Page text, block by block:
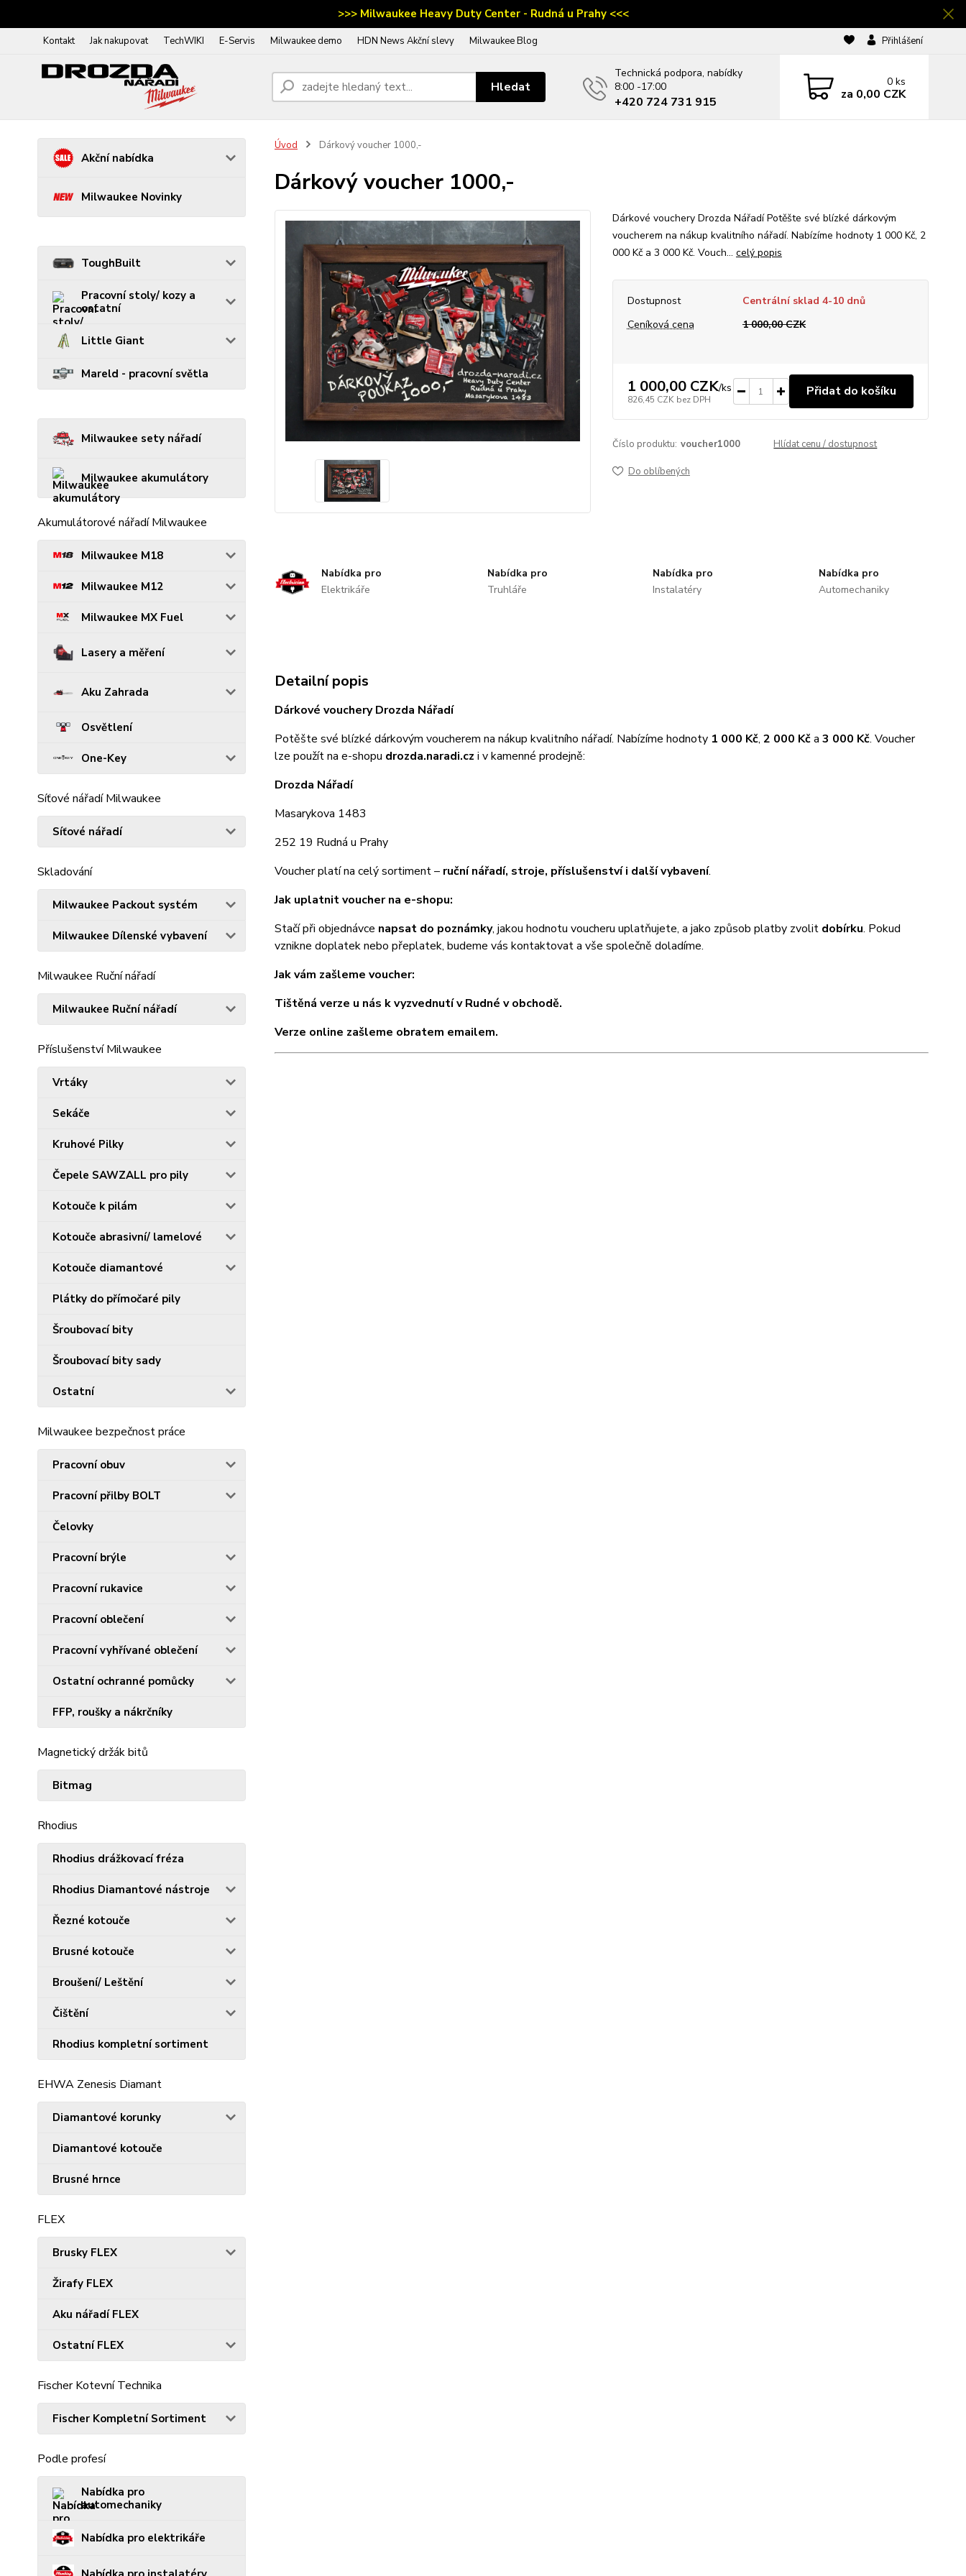
>>> Milwaukee Heavy Duty Center - Rudná u Prahy <<<
Kontakt Jak nakupovat TechWIKI E-Servis Milwaukee demo HDN News Akční slevy Milwaukee Blog Přihlášení
Hledat
Technická podpora, nabídky
8:00 -17:00
‭+420 724 731 915
0 ks
za 0,00 CZK
Akční nabídka
Milwaukee Novinky
ToughBuilt
Pracovní stoly/ kozy a
ostatní
Little Giant
Mareld - pracovní světla
Milwaukee sety nářadí
Milwaukee akumulátory
Akumulátorové nářadí Milwaukee
Milwaukee M18
Milwaukee M12
Milwaukee MX Fuel
Lasery a měření
Aku Zahrada
Osvětlení
One-Key
Síťové nářadí Milwaukee
Síťové nářadí
Skladování
Milwaukee Packout systém
Milwaukee Dílenské vybavení
Milwaukee Ruční nářadí
Milwaukee Ruční nářadí
Příslušenství Milwaukee
Vrtáky
Sekáče
Kruhové Pilky
Čepele SAWZALL pro pily
Kotouče k pilám
Kotouče abrasivní/ lamelové
Kotouče diamantové
Plátky do přímočaré pily
Šroubovací bity
Šroubovací bity sady
Ostatní
Milwaukee bezpečnost práce
Pracovní obuv
Pracovní přilby BOLT
Čelovky
Pracovní brýle
Pracovní rukavice
Pracovní oblečení
Pracovní vyhřívané oblečení
Ostatní ochranné pomůcky
FFP, roušky a nákrčníky
Magnetický držák bitů
Bitmag
Rhodius
Rhodius drážkovací fréza
Rhodius Diamantové nástroje
Řezné kotouče
Brusné kotouče
Broušení/ Leštění
Čištění
Rhodius kompletní sortiment
EHWA Zenesis Diamant
Diamantové korunky
Diamantové kotouče
Brusné hrnce
FLEX
Brusky FLEX
Žirafy FLEX
Aku nářadí FLEX
Ostatní FLEX
Fischer Kotevní Technika
Fischer Kompletní Sortiment
Podle profesí
Nabídka pro
automechaniky
Nabídka pro elektrikáře
Úvod Dárkový voucher 1000,-
Dárkový voucher 1000,-
Dárkové vouchery Drozda Nářadí Potěšte své blízké dárkovým
voucherem na nákup kvalitního nářadí. Nabízíme hodnoty 1 000 Kč, 2
000 Kč a 3 000 Kč. Vouch... celý popis
Dostupnost
Centrální sklad 4-10 dnů
Ceníková cena
1 000,00 CZK
1 000,00 CZK/ks
826,45 CZK bez DPH
Přidat do košíku
Číslo produktu: voucher1000 Hlídat cenu / dostupnost
Do oblíbených
Nabídka pro
Elektrikáře
Nabídka pro
Truhláře
Nabídka pro
Instalatéry
Nabídka pro
Automechaniky
Detailní popis
Dárkové vouchery Drozda Nářadí
Potěšte své blízké dárkovým voucherem na nákup kvalitního nářadí. Nabízíme hodnoty 1 000 Kč, 2 000 Kča 3 000 Kč. Voucher
lze použít na e-shopu drozda.naradi.cz i v kamenné prodejně:
Drozda Nářadí
Masarykova 1483
252 19 Rudná u Prahy
Voucher platí na celý sortiment – ruční nářadí, stroje, příslušenství i další vybavení.
Jak uplatnit voucher na e-shopu:
Stačí při objednávce napsat do poznámky, jakou hodnotu voucheru uplatňujete, a jako způsob platby zvolit dobírku. Pokud
vznikne doplatek nebo přeplatek, budeme vás kontaktovat a vše společně doladíme.
Jak vám zašleme voucher:
Tištěná verze u nás k vyzvednutí v Rudné v obchodě.
Verze online zašleme obratem emailem.